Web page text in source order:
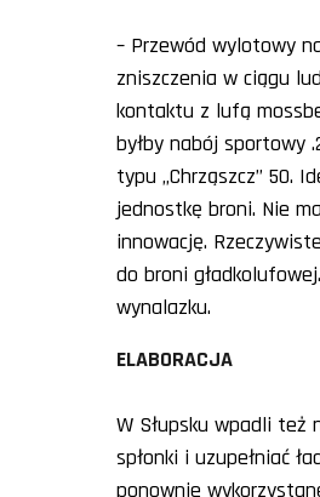
– Przewód wylotowy
zniszczenia w ciągu
kontaktu z lufą
byłby nabój sportowy
typu „Chrząszcz” 50.
jednostkę broni. Nie
innowację.
do broni
wynalazku.
ELABORACJA
W Słupsku wpadli też
spłonki i uzupełniać
ponownie